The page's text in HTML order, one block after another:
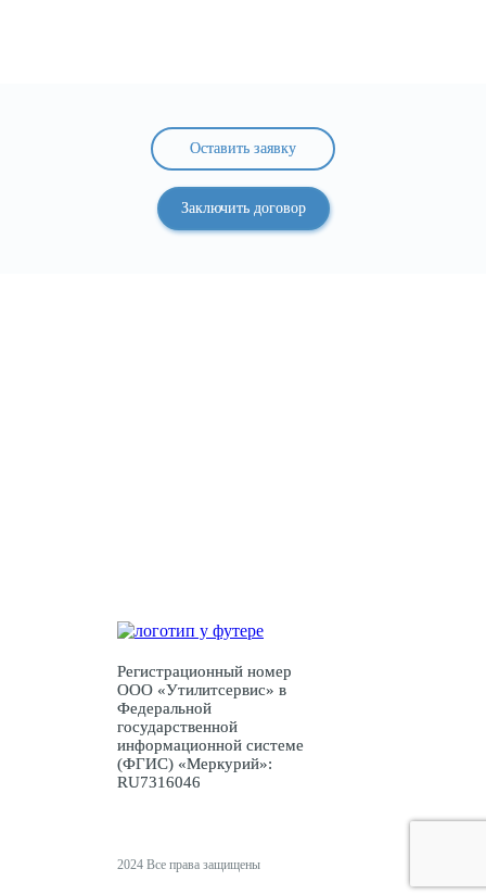
Оставить заявку
Заключить договор
Регистрационный номер
ООО «Утилитсервис» в
Федеральной
государственной
информационной системе
(ФГИС) «Меркурий»:
RU7316046
2024 Все права защищены